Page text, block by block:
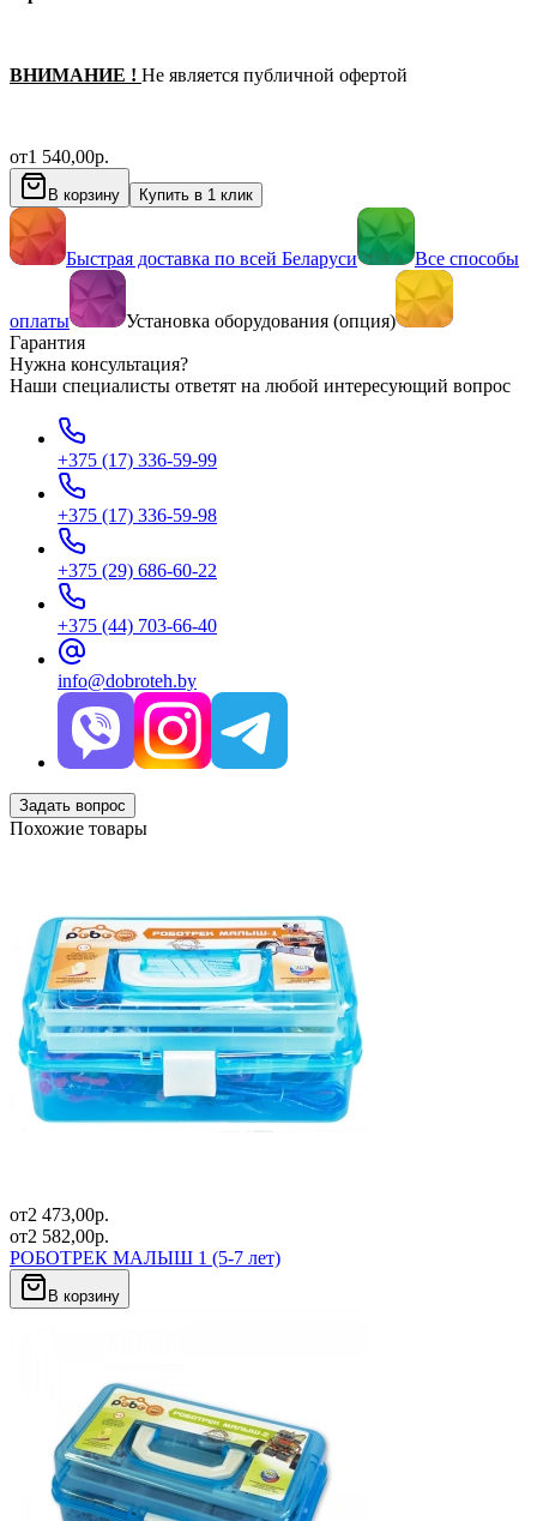
ВНИМАНИЕ ! Не является публичной офертой
от1 540,00р.
В корзину Купить в 1 клик
Быстрая доставка по всей Беларуси Все способы
оплаты
Установка оборудования (опция)
Гарантия
Нужна консультация?
Наши специалисты ответят на любой интересующий вопрос
+375 (17) 336-59-99
+375 (17) 336-59-98
+375 (29) 686-60-22
+375 (44) 703-66-40
info@dobroteh.by
Задать вопрос
Похожие товары
от2 473,00р.
от2 582,00р.
РОБОТРЕК МАЛЫШ 1 (5-7 лет)
В корзину